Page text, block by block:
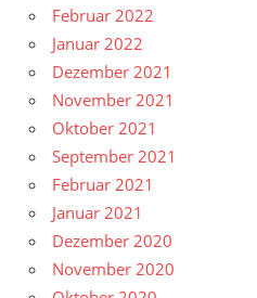
Februar 2022
Januar 2022
Dezember 2021
November 2021
Oktober 2021
September 2021
Februar 2021
Januar 2021
Dezember 2020
November 2020